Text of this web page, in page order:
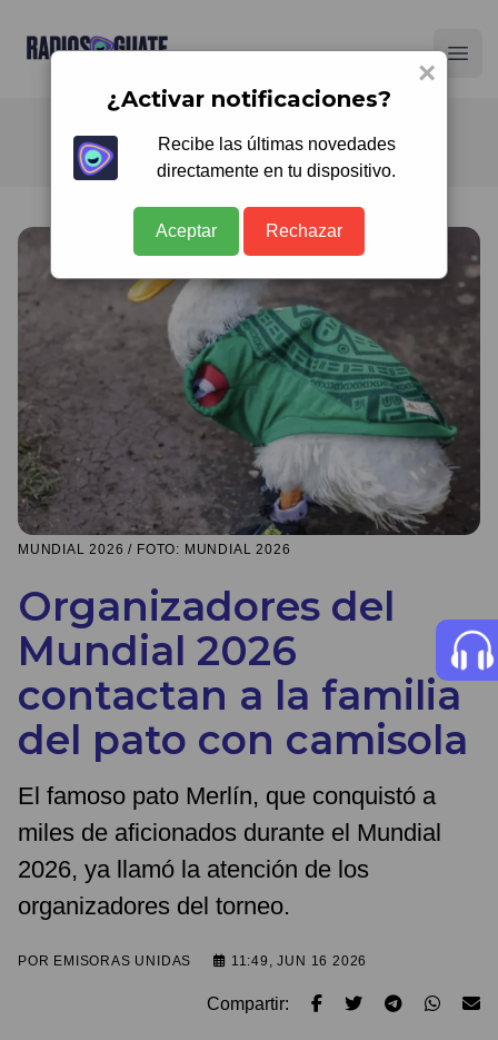
Radios Guate
MUNDIAL 2026 / FOTO: MUNDIAL 2026
Organizadores del
Mundial 2026
contactan a la familia
del pato con camisola
El famoso pato Merlín, que conquistó a
miles de aficionados durante el Mundial
2026, ya llamó la atención de los
organizadores del torneo.
POR EMISORAS UNIDAS 11:49, JUN 16 2026
Compartir:
×
¿Activar notificaciones?
Recibe las últimas novedades
directamente en tu dispositivo.
Aceptar Rechazar